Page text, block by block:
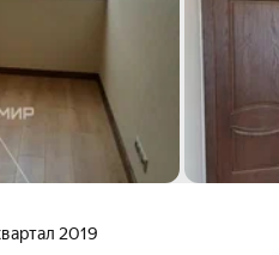
2019